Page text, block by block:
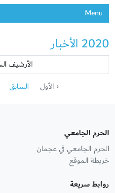
Menu
2020 الأخبار
الأرشيف
‹ الأول
السابق
الحرم الجامعي
الحرم الجامعي في عجمان
خريطة الموقع
روابط سريعة